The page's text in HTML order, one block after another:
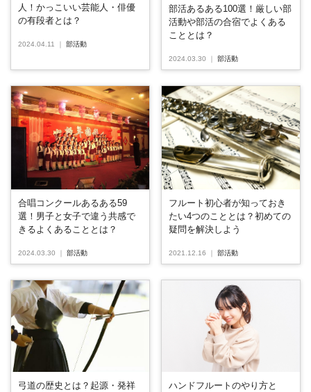
人！かっこいい芸能人・俳優
の有段者とは？
2024.04.11 部活動
部活あるある100選！厳しい部
活動や部活の合宿でよくある
こととは？
2024.03.30 部活動
合唱コンクールあるある59
選！男子と女子で違う共感で
きるよくあることとは？
2024.03.30 部活動
フルート初心者が知っておき
たい4つのこととは？初めての
疑問を解決しよう
2021.12.16 部活動
弓道の歴史とは？起源・発祥
ハンドフルートのやり方と